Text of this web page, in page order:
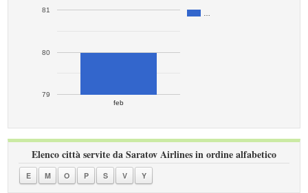
feb
79
80
81
Elenco città servite da Saratov Airlines in ordine alfabetico
E M O P S V Y